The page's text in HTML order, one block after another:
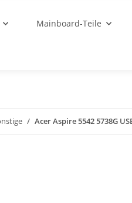
Mainboard-Teile
Acer Aspire 5542 5738G